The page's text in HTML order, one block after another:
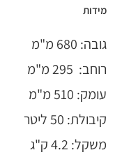
מידות
גובה: 680 מ"מ
רוחב: 295 מ"מ
עומק: 510 מ"מ
קיבולת: 50 ליטר
משקל: 4.2 ק"ג